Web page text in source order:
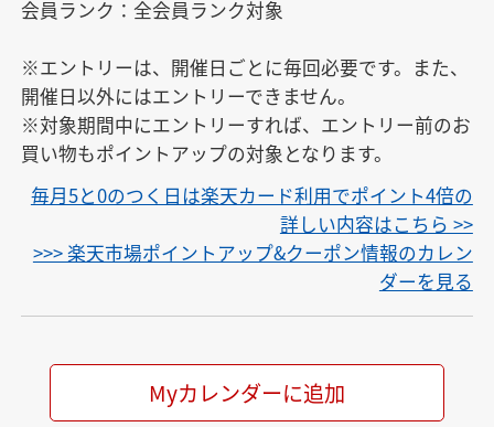
会員ランク：全会員ランク対象
※エントリーは、開催日ごとに毎回必要です。また、
開催日以外にはエントリーできません。
※対象期間中にエントリーすれば、エントリー前のお
買い物もポイントアップの対象となります。
毎月5と0のつく日は楽天カード利用でポイント4倍の
詳しい内容はこちら >>
>>> 楽天市場ポイントアップ&クーポン情報のカレン
ダーを見る
Myカレンダーに追加